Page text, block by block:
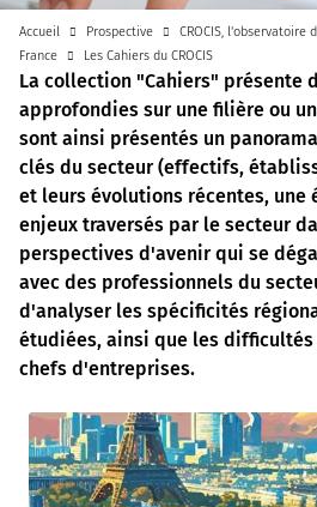
Accueil Prospective
CROCIS, l'observatoire
France
Les Cahiers du CROCIS
La collection "Cahiers" présente
approfondies sur une filière ou
sont ainsi présentés un
clés du secteur (effectifs,
et leurs évolutions récentes,
enjeux traversés par le secteur
perspectives d'avenir qui se
avec des professionnels du
d'analyser les spécificités
étudiées, ainsi que les
chefs d'entreprises.